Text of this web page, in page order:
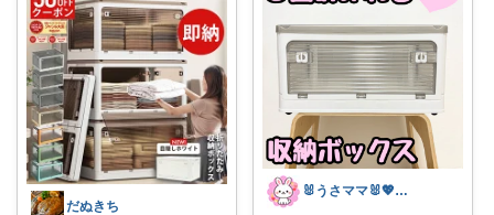
だぬきち
🐰うさママ🐰💖キッズ・ママの日常✨